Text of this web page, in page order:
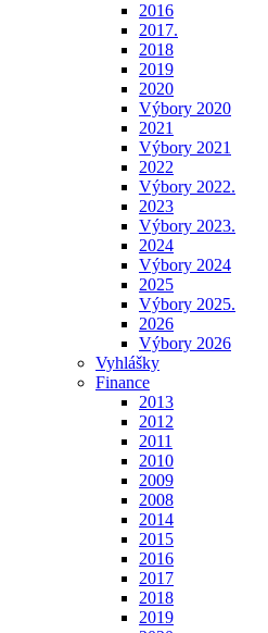
2016
2017.
2018
2019
2020
Výbory 2020
2021
Výbory 2021
2022
Výbory 2022.
2023
Výbory 2023.
2024
Výbory 2024
2025
Výbory 2025.
2026
Výbory 2026
Vyhlášky
Finance
2013
2012
2011
2010
2009
2008
2014
2015
2016
2017
2018
2019